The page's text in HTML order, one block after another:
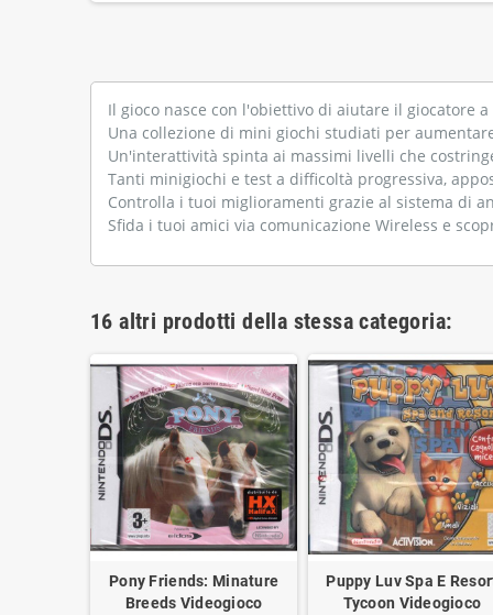
Il gioco nasce con l'obiettivo di aiutare il giocatore
Una collezione di mini giochi studiati per
Un'interattività spinta ai massimi livelli che
Tanti minigiochi e test a difficoltà progressiva,
Controlla i tuoi miglioramenti grazie al sistema di
Sfida i tuoi amici via comunicazione Wireless e
16 altri prodotti della stessa categoria:
Pony Friends: Minature
Breeds Videogioco
Puppy Luv Spa E
Tycoon Videogioco